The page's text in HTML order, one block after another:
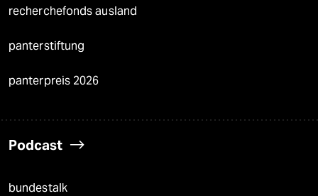
recherchefonds ausland
panterstiftung
panterpreis 2026
Podcast
bundestalk